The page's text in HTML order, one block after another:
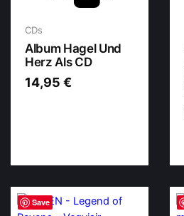
CDs
Album Hagel Und
Herz Als CD
14,95 €
Save